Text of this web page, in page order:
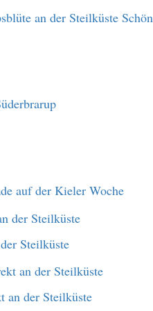
an der Steilküste
auf der Kieler Woche
Steilküste
an der Steilküste